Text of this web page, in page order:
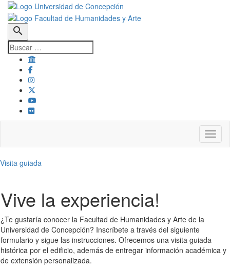
search
Visita guiada
Vive la experiencia!
¿Te gustaría conocer la Facultad de Humanidades y Arte de la
Universidad de Concepción? Inscríbete a través del siguiente
formulario y sigue las instrucciones. Ofrecemos una visita guiada
histórica por el edificio, además de entregar información académica y
de extensión personalizada.